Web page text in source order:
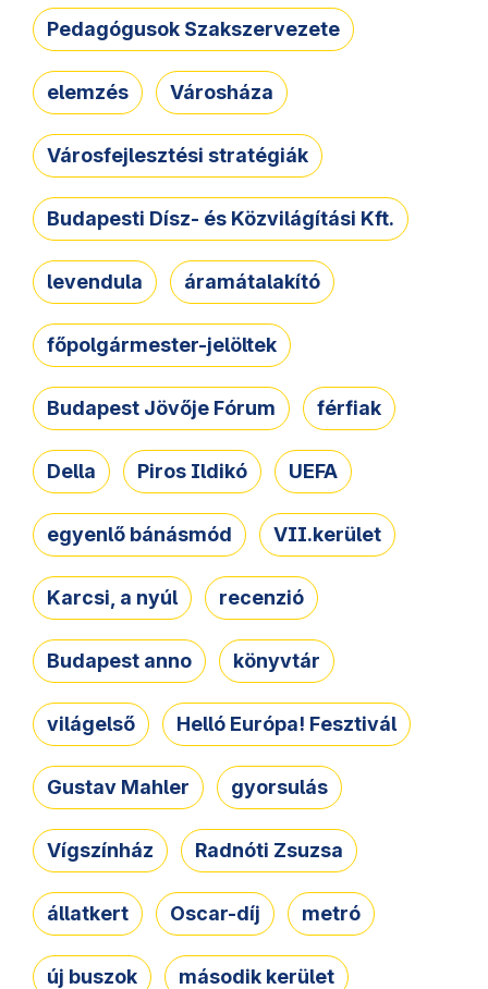
Pedagógusok Szakszervezete
elemzés Városháza
Városfejlesztési stratégiák
Budapesti Dísz- és Közvilágítási Kft.
levendula áramátalakító
főpolgármester-jelöltek
Budapest Jövője Fórum férfiak
Della Piros Ildikó UEFA
egyenlő bánásmód VII.kerület
Karcsi, a nyúl recenzió
Budapest anno könyvtár
világelső Helló Európa! Fesztivál
Gustav Mahler gyorsulás
Vígszínház Radnóti Zsuzsa
állatkert Oscar-díj metró
új buszok második kerület